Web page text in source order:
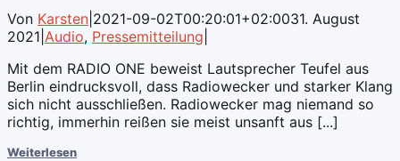
Von Karsten 2021-09-02T00:20:01+02:0031. August
2021 Audio, Pressemitteilung
Mit dem RADIO ONE beweist Lautsprecher Teufel aus
Berlin eindrucksvoll, dass Radiowecker und starker Klang
sich nicht ausschließen. Radiowecker mag niemand so
richtig, immerhin reißen sie meist unsanft aus [...]
Weiterlesen